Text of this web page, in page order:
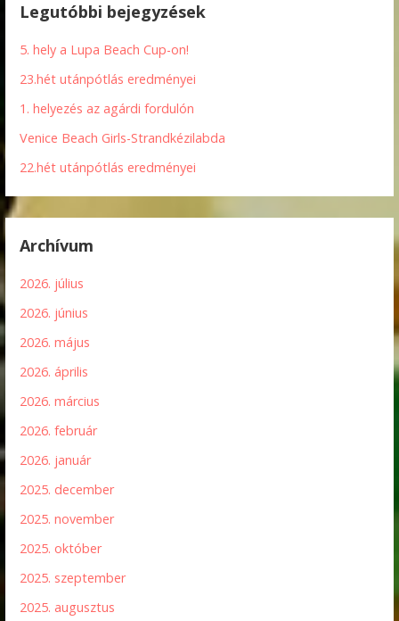
Legutóbbi bejegyzések
5. hely a Lupa Beach Cup-on!
23.hét utánpótlás eredményei
1. helyezés az agárdi fordulón
Venice Beach Girls-Strandkézilabda
22.hét utánpótlás eredményei
Archívum
2026. július
2026. június
2026. május
2026. április
2026. március
2026. február
2026. január
2025. december
2025. november
2025. október
2025. szeptember
2025. augusztus